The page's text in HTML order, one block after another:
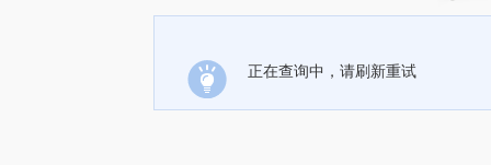
正在查询中，请刷新重试